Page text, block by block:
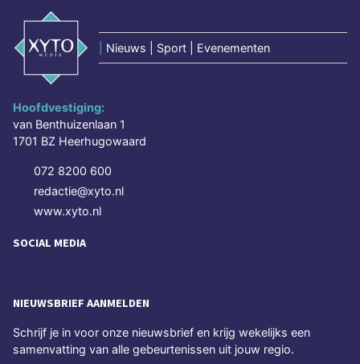
Nieuws | Sport | Evenementen
Hoofdvestiging:
van Benthuizenlaan 1
1701 BZ Heerhugowaard
072 8200 600
redactie@xyto.nl
www.xyto.nl
SOCIAL MEDIA
NIEUWSBRIEF AANMELDEN
Schrijf je in voor onze nieuwsbrief en krijg wekelijks een
samenvatting van alle gebeurtenissen uit jouw regio.